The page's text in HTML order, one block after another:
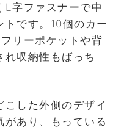
L字ファスナーで中
です。10個のカー
リーポケットや背
収納性もばっち
した外側のデザイ
があり、もっている